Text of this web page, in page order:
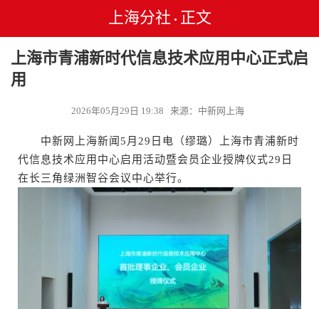
上海分社 • 正文
上海市青浦新时代信息技术应用中心正式启
用
2026年05月29日 19:38 来源：中新网上海
中新网上海新闻5月29日电（缪璐）上海市青浦新时
代信息技术应用中心启用活动暨会员企业授牌仪式29日
在长三角绿洲智谷会议中心举行。